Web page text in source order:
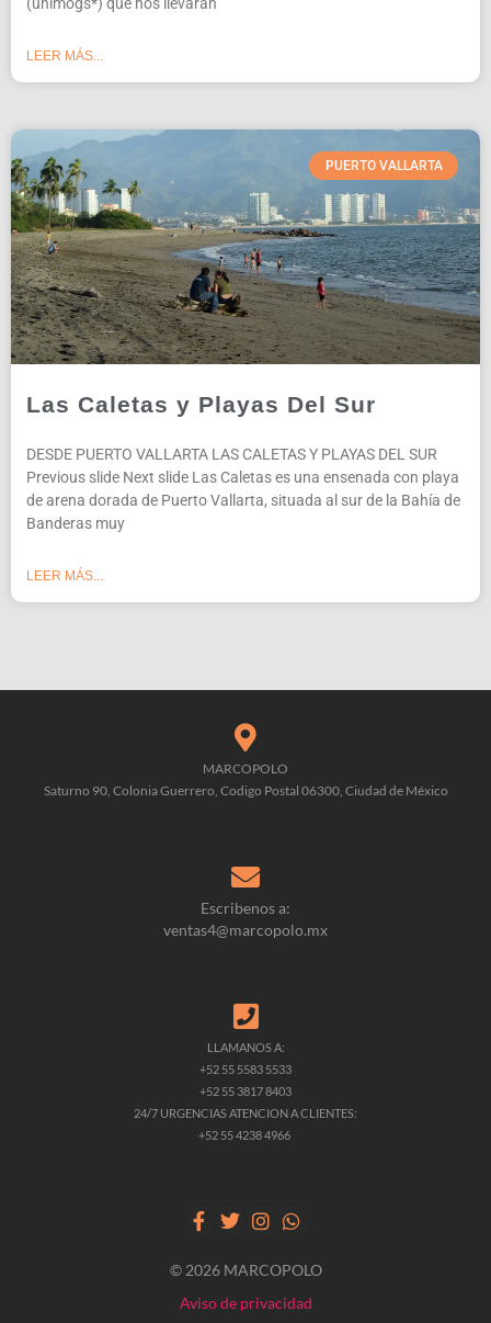
LEER MÁS...
PUERTO VALLARTA
Las Caletas y Playas Del Sur
DESDE PUERTO VALLARTA LAS CALETAS Y PLAYAS DEL SUR
Previous slide Next slide Las Caletas es una ensenada con playa
de arena dorada de Puerto Vallarta, situada al sur de la Bahía de
Banderas muy
LEER MÁS...
MARCOPOLO
Saturno 90, Colonia Guerrero, Codigo Postal 06300, Ciudad de México
Escribenos a:
ventas4@marcopolo.mx
LLAMANOS A:
+52 55 5583 5533
+52 55 3817 8403
24/7 URGENCIAS ATENCION A CLIENTES:
+52 55 4238 4966
© 2026 MARCOPOLO
Aviso de privacidad